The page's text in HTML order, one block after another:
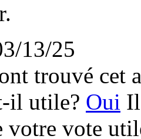
13/25
trouvé cet
il utile? Oui
votre vote